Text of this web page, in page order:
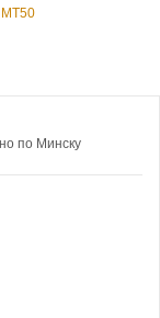
МТ50
по Минску